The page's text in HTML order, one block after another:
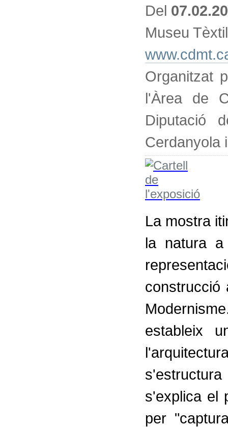
Del
Museu
Organitzat
l'Àrea de
Diputació
Cerdanyola
La mostra
la natura a
construcció
estableix
s'explica el
per